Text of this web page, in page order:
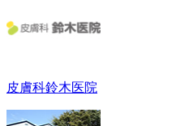
皮膚科鈴木医院